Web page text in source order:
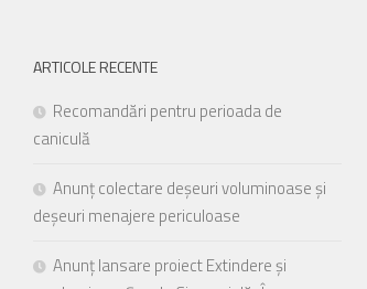
meniu
accesibilitate.
ARTICOLE RECENTE
Recomandări pentru perioada de
caniculă
Anunț colectare deșeuri voluminoase și
deșeuri menajere periculoase
Anunț lansare proiect Extindere și